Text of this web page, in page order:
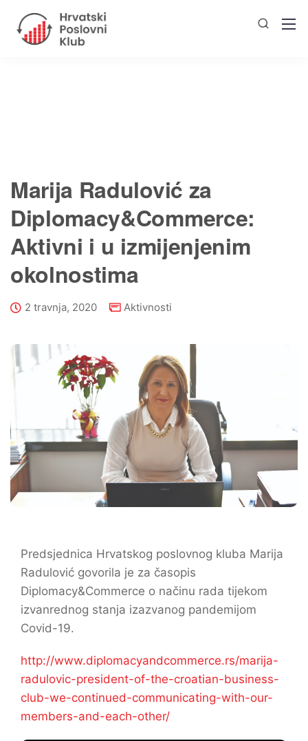
Marija Radulović za
Diplomacy&Commerce:
Aktivni i u izmijenjenim
okolnostima
2 travnja, 2020 Aktivnosti
Predsjednica Hrvatskog poslovnog kluba Marija
Radulović govorila je za časopis
Diplomacy&Commerce o načinu rada tijekom
izvanrednog stanja izazvanog pandemijom
Covid-19.
http://www.diplomacyandcommerce.rs/marija-
radulovic-president-of-the-croatian-business-
club-we-continued-communicating-with-our-
members-and-each-other/